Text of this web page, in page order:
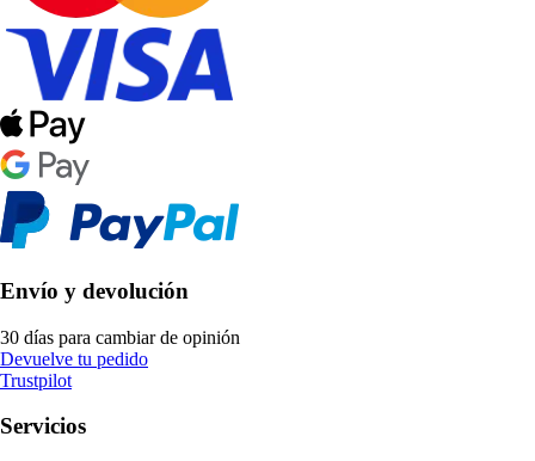
Envío y devolución
30 días para cambiar de opinión
Devuelve tu pedido
Trustpilot
Servicios